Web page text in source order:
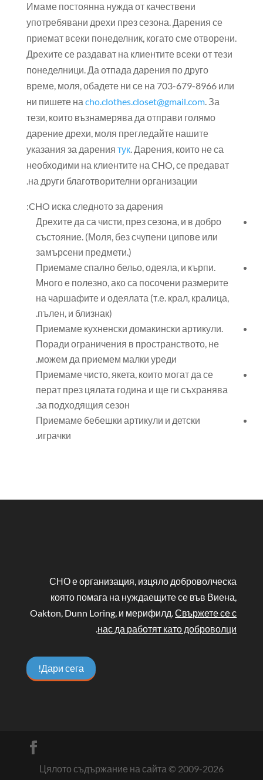
Имаме постоянна нужда от качествени
употребявани дрехи през сезона. Дарения се
приемат всеки понеделник, когато сме отворени.
Дрехите се раздават на клиентите всеки от тези
понеделници. Да отпада дарения по друго
време, моля, обадете ни се на 703-679-8966 или
ни пишете на cho.clothes.closet@gmail.com. За
тези, които възнамерява да отправи голямо
дарение дрехи, моля прегледайте нашите
указания за дарения тук. Дарения, които не са
необходими на клиентите на CHO, се предават
на други благотворителни организации.
CHO иска следното за дарения:
️Дрехите да са чисти, през сезона, и в добро
състояние. (Моля, без счупени ципове или
замърсени предмети.)
️Приемаме спално бельо, одеяла, и кърпи.
Много е полезно, ако са посочени размерите
на чаршафите и одеялата (т.е. крал, кралица,
пълен, и близнак).
️Приемаме кухненски домакински артикули.
Поради ограничения в пространството, не
можем да приемем малки уреди.
️Приемаме чисто, якета, които могат да се
перат през цялата година и ще ги съхранява
за подходящия сезон.
️Приемаме бебешки артикули и детски
играчки.
СНО е организация, изцяло доброволческа
която помага на нуждаещите се във Виена,
Oakton, Dunn Loring, и мерифилд.Свържете се с
нас да работят като доброволци
.
Дари сега!
Цялото съдържание на сайта © 2009-2026